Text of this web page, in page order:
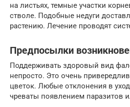
на листьях, темные участки
стволе. Подобные недуги
растению. Лечение проводят
Предпосылки
Поддерживать здоровый вид
непросто. Это очень
цветок. Любые отклонения в
чреваты появлением паразитов